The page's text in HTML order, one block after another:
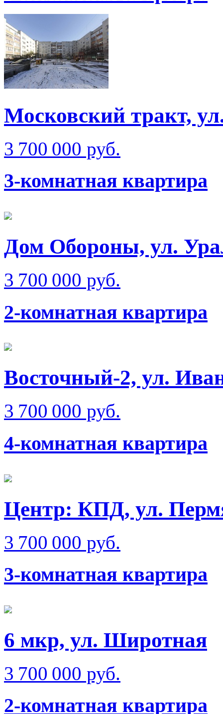
Московский тракт,
3 700 000 руб.
3-комнатная квартира
Дом Обороны, ул.
3 700 000 руб.
2-комнатная квартира
Восточный-2, ул.
3 700 000 руб.
4-комнатная квартира
Центр: КПД, ул.
3 700 000 руб.
3-комнатная квартира
6 мкр, ул. Широтная
3 700 000 руб.
2-комнатная квартира